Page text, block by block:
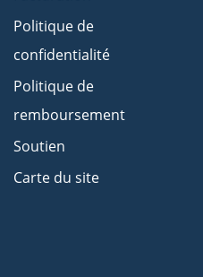
Politique de
confidentialité
Politique de
remboursement
Soutien
Carte du site